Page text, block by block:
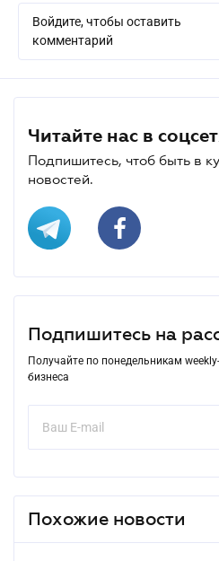
Войдите, чтобы оставить
комментарий
Читайте нас в
Подпишитесь, чтоб быть в
новостей.
Подпишитесь на
Получайте по понедельникам
бизнеса
Похожие новости